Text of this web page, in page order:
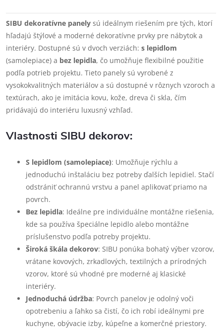
SIBU dekoratívne panely sú ideálnym riešením pre tých, ktorí
hľadajú štýlové a moderné dekoratívne prvky pre nábytok a
interiéry. Dostupné sú v dvoch verziách: s lepidlom
(samolepiace) a bez lepidla, čo umožňuje flexibilné použitie
podľa potrieb projektu. Tieto panely sú vyrobené z
vysokokvalitných materiálov a sú dostupné v rôznych vzoroch a
textúrach, ako je imitácia kovu, kože, dreva či skla, čím
pridávajú do interiéru luxusný vzhľad.
Vlastnosti SIBU dekorov:
S lepidlom (samolepiace): Umožňuje rýchlu a
jednoduchú inštaláciu bez potreby ďalších lepidiel. Stačí
odstrániť ochrannú vrstvu a panel aplikovať priamo na
povrch.
Bez lepidla: Ideálne pre individuálne montážne riešenia,
kde sa používa špeciálne lepidlo alebo montážne
príslušenstvo podľa potreby projektu.
Široká škála dekorov: SIBU ponúka bohatý výber vzorov,
vrátane kovových, zrkadlových, textilných a prírodných
vzorov, ktoré sú vhodné pre moderné aj klasické
interiéry.
Jednoduchá údržba: Povrch panelov je odolný voči
opotrebeniu a ľahko sa čistí, čo ich robí ideálnymi pre
kuchyne, obývacie izby, kúpeľne a komerčné priestory.